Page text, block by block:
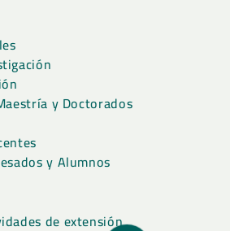
y Doctorados
y Alumnos
de extensión